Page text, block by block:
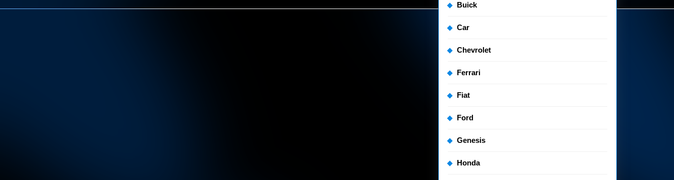
Buick
Car
Chevrolet
Ferrari
Fiat
Ford
Genesis
Honda